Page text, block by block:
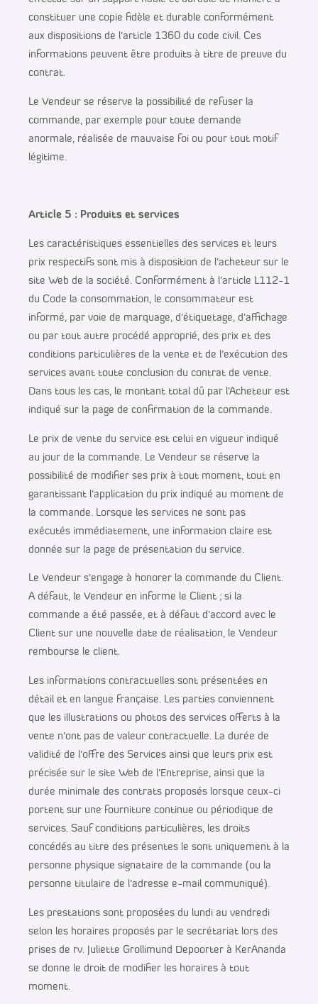
constituer une copie fidèle et durable conformément
aux dispositions de l’article 1360 du code civil. Ces
informations peuvent être produits à titre de preuve du
contrat.
Le Vendeur se réserve la possibilité de refuser la
commande, par exemple pour toute demande
anormale, réalisée de mauvaise foi ou pour tout motif
légitime.
Article 5 : Produits et services
Les caractéristiques essentielles des services et leurs
prix respectifs sont mis à disposition de l’acheteur sur le
site Web de la société. Conformément à l’article L112-1
du Code la consommation, le consommateur est
informé, par voie de marquage, d’étiquetage, d’affichage
ou par tout autre procédé approprié, des prix et des
conditions particulières de la vente et de l’exécution des
services avant toute conclusion du contrat de vente.
Dans tous les cas, le montant total dû par l’Acheteur est
indiqué sur la page de confirmation de la commande.
Le prix de vente du service est celui en vigueur indiqué
au jour de la commande. Le Vendeur se réserve la
possibilité de modifier ses prix à tout moment, tout en
garantissant l’application du prix indiqué au moment de
la commande. Lorsque les services ne sont pas
exécutés immédiatement, une information claire est
donnée sur la page de présentation du service.
Le Vendeur s’engage à honorer la commande du Client.
A défaut, le Vendeur en informe le Client ; si la
commande a été passée, et à défaut d’accord avec le
Client sur une nouvelle date de réalisation, le Vendeur
rembourse le client.
Les informations contractuelles sont présentées en
détail et en langue française. Les parties conviennent
que les illustrations ou photos des services offerts à la
vente n’ont pas de valeur contractuelle. La durée de
validité de l’offre des Services ainsi que leurs prix est
précisée sur le site Web de l’Entreprise, ainsi que la
durée minimale des contrats proposés lorsque ceux-ci
portent sur une fourniture continue ou périodique de
services. Sauf conditions particulières, les droits
concédés au titre des présentes le sont uniquement à la
personne physique signataire de la commande (ou la
personne titulaire de l’adresse e-mail communiqué).
Les prestations sont proposées du lundi au vendredi
selon les horaires proposés par le secrétariat lors des
prises de rv. Juliette Grollimund Depoorter à KerAnanda
se donne le droit de modifier les horaires à tout
moment.